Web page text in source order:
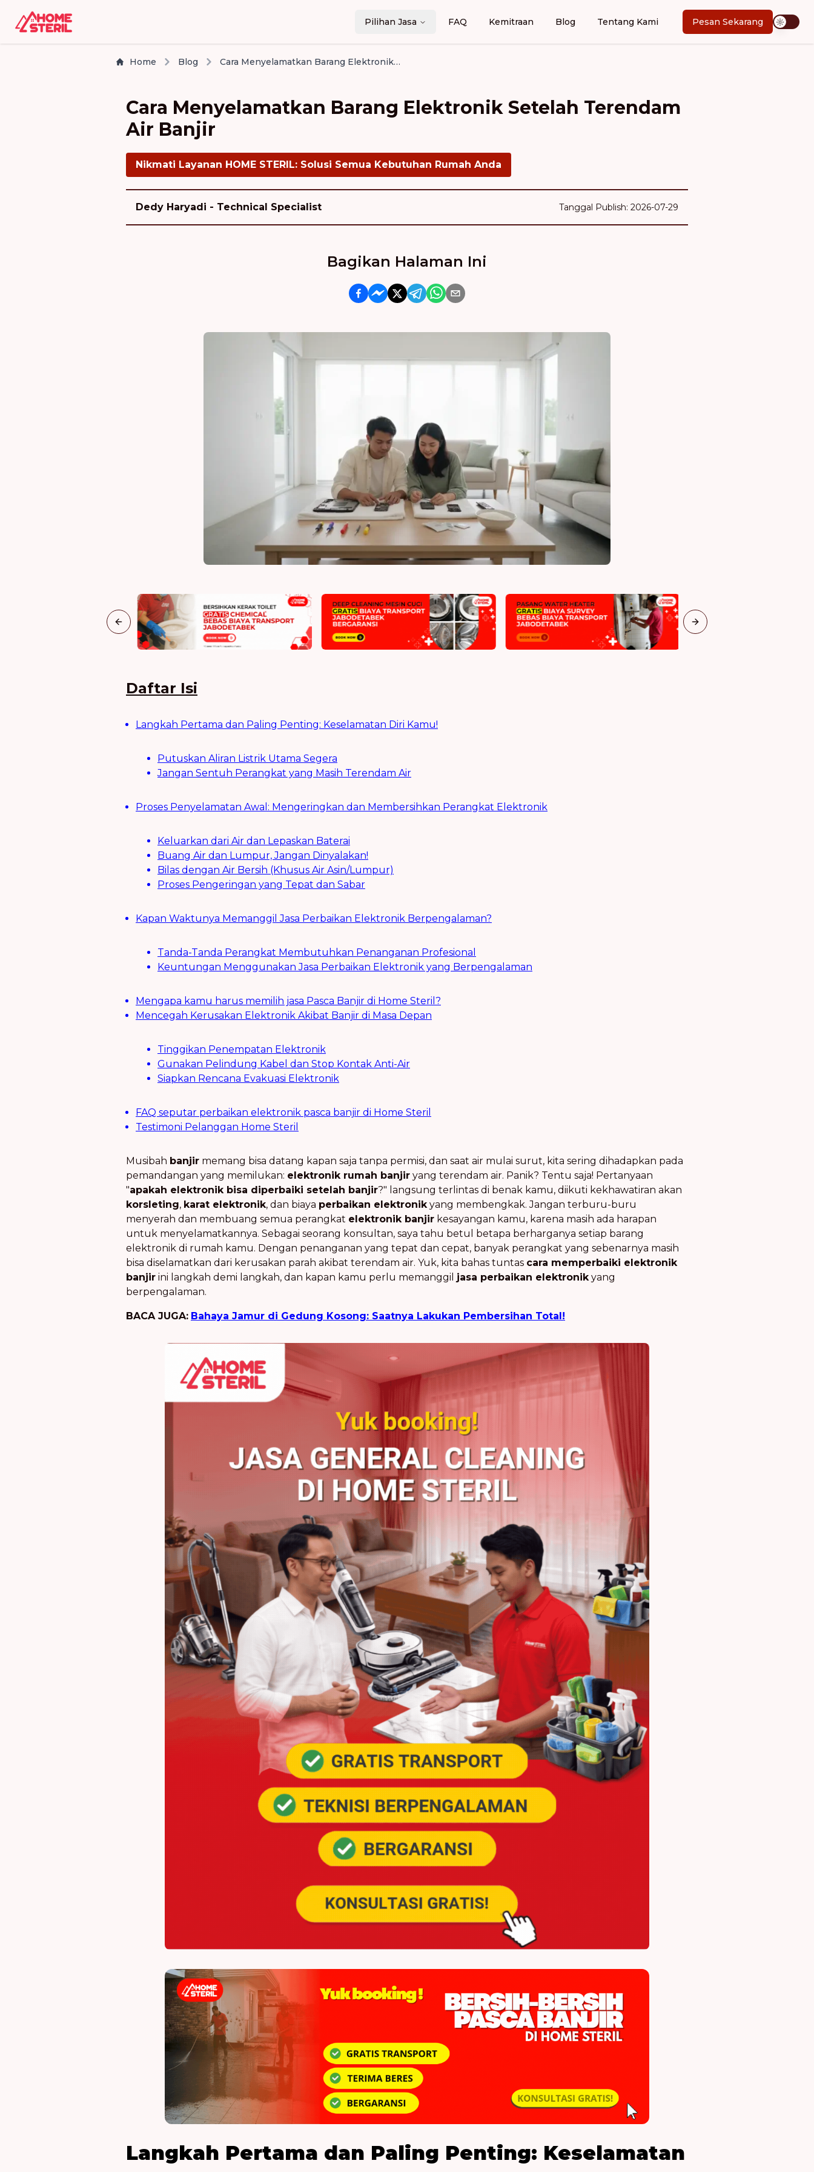
Pilihan Jasa FAQ Kemitraan Blog Tentang Kami Pesan Sekarang
Home Blog Cara Menyelamatkan Barang Elektronik Setelah Terendam Air Banjir
Cara Menyelamatkan Barang Elektronik Setelah Terendam
Air Banjir
Nikmati Layanan HOME STERIL: Solusi Semua Kebutuhan Rumah Anda
Dedy Haryadi - Technical Specialist Tanggal Publish: 2026-07-29
Bagikan Halaman Ini
Previous slide Next slide
Daftar Isi
Langkah Pertama dan Paling Penting: Keselamatan Diri Kamu!
Putuskan Aliran Listrik Utama Segera
Jangan Sentuh Perangkat yang Masih Terendam Air
Proses Penyelamatan Awal: Mengeringkan dan Membersihkan Perangkat Elektronik
Keluarkan dari Air dan Lepaskan Baterai
Buang Air dan Lumpur, Jangan Dinyalakan!
Bilas dengan Air Bersih (Khusus Air Asin/Lumpur)
Proses Pengeringan yang Tepat dan Sabar
Kapan Waktunya Memanggil Jasa Perbaikan Elektronik Berpengalaman?
Tanda-Tanda Perangkat Membutuhkan Penanganan Profesional
Keuntungan Menggunakan Jasa Perbaikan Elektronik yang Berpengalaman
Mengapa kamu harus memilih jasa Pasca Banjir di Home Steril?
Mencegah Kerusakan Elektronik Akibat Banjir di Masa Depan
Tinggikan Penempatan Elektronik
Gunakan Pelindung Kabel dan Stop Kontak Anti-Air
Siapkan Rencana Evakuasi Elektronik
FAQ seputar perbaikan elektronik pasca banjir di Home Steril
Testimoni Pelanggan Home Steril
Musibah banjir memang bisa datang kapan saja tanpa permisi, dan saat air mulai surut, kita sering dihadapkan pada
pemandangan yang memilukan: elektronik rumah banjir yang terendam air. Panik? Tentu saja! Pertanyaan
"apakah elektronik bisa diperbaiki setelah banjir?" langsung terlintas di benak kamu, diikuti kekhawatiran akan
korsleting, karat elektronik, dan biaya perbaikan elektronikyang membengkak. Jangan terburu-buru
menyerah dan membuang semua perangkat elektronik banjir kesayangan kamu, karena masih ada harapan
untuk menyelamatkannya. Sebagai seorang konsultan, saya tahu betul betapa berharganya setiap barang
elektronik di rumah kamu. Dengan penanganan yang tepat dan cepat, banyak perangkat yang sebenarnya masih
bisa diselamatkan dari kerusakan parah akibat terendam air. Yuk, kita bahas tuntas cara memperbaiki elektronik
banjir ini langkah demi langkah, dan kapan kamu perlu memanggil jasa perbaikan elektronikyang
berpengalaman.
BACA JUGA: Bahaya Jamur di Gedung Kosong: Saatnya Lakukan Pembersihan Total!
Langkah Pertama dan Paling Penting: Keselamatan